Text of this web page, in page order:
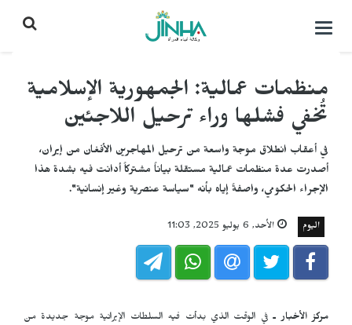
التحكم
منظمات عمالية: الجمهورية الإسلامية
تُخفي فشلها وراء ترحيل اللاجئين
في أعقاب انطلاق موجة واسعة من ترحيل المهاجرين الأفغان من إيران،
أصدرت عدة منظمات عمالية مستقلة بياناً مشتركاً أدانت فيه بشدة هذا
الإجراء الحكومي، واصفةً إياه بأنه "سياسة عنصرية وغير إنسانية".
اليوم الأحد, 6 يوليو 2025, 11:03
مركز الأخبار ـفي الوقت الذي بدأت فيه السلطات الإيرانية موجة جديدة من